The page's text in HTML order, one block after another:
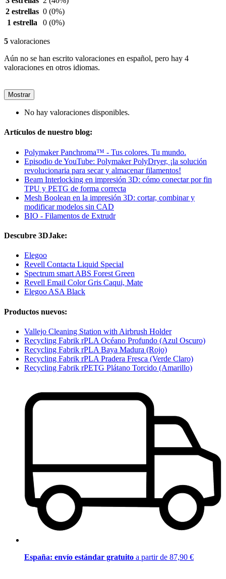
2 estrellas 0 (0%)
1 estrella
0 (0%)
5 valoraciones
Aún no se han escrito valoraciones en español, pero hay 4
valoraciones en otros idiomas.
Mostrar
No hay valoraciones disponibles.
Artículos de nuestro blog:
Polymaker Panchroma™ - Tus colores. Tu mundo.
Episodio de YouTube: Polymaker PolyDryer, ¡la solución
revolucionaria para secar y almacenar filamentos!
Beam Interlocking en impresión 3D: cómo conectar por fin
TPU y PETG de forma correcta
Mesh Boolean en la impresión 3D: cortar, combinar y
modificar modelos sin CAD
BIO - Filamentos de Extrudr
Descubre 3DJake:
Elegoo
Revell Contacta Liquid Special
Spectrum smart ABS Forest Green
Revell Email Color Gris Caqui, Mate
Elegoo ASA Black
Productos nuevos:
Vallejo Cleaning Station with Airbrush Holder
Recycling Fabrik rPLA Océano Profundo (Azul Oscuro)
Recycling Fabrik rPLA Baya Madura (Rojo)
Recycling Fabrik rPLA Pradera Fresca (Verde Claro)
Recycling Fabrik rPETG Plátano Torcido (Amarillo)
España: envío estándar gratuito a partir de 87,90 €